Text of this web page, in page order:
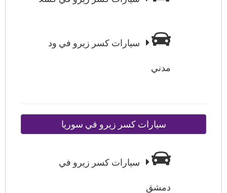
سيارات كسر زيرو في ود
مدني
سيارات كسر زيرو في سوريا
سيارات كسر زيرو في
دمشق